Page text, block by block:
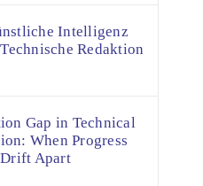
Intelligenz
Redaktion
Gap in Technical
When Progress
Apart